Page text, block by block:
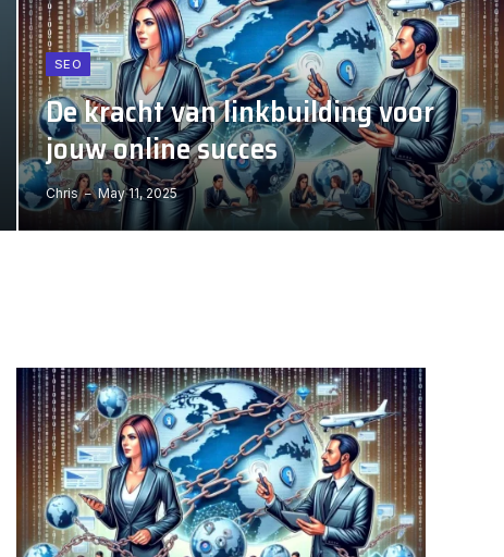
SEO
De kracht van linkbuilding voor
jouw online succes
Chris May 11, 2025